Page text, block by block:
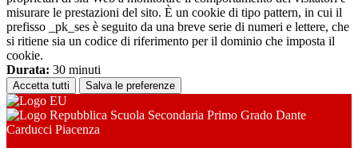
misurare le prestazioni del sito. È un cookie di tipo pattern, in cui il
prefisso _pk_ses è seguito da una breve serie di numeri e lettere, che
si ritiene sia un codice di riferimento per il dominio che imposta il
cookie.
Durata: 30 minuti
Accetta tutti Salva le preferenze
Scuola Secondaria Primo Grado Dante
Carducci Piacenza